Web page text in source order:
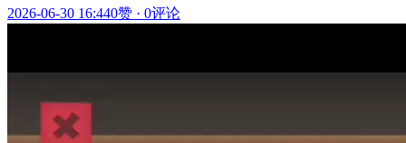
2026-06-30 16:440赞 · 0评论